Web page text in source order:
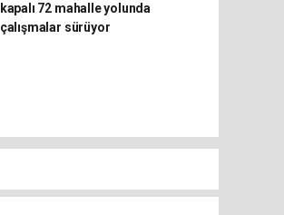
kapalı 72 mahalle yolunda
çalışmalar sürüyor